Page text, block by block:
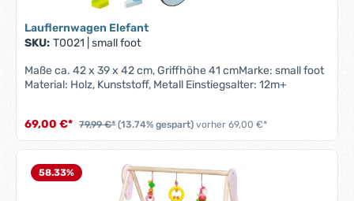
Lauflernwagen Elefant
SKU: T0021 |small foot
Maße ca. 42 x 39 x 42 cm, Griffhöhe 41 cmMarke: small foot
Material: Holz, Kunststoff, Metall Einstiegsalter: 12m+
69,00 €* 79,99 €* (13.74% gespart) vorher 69,00 €*
58.33%